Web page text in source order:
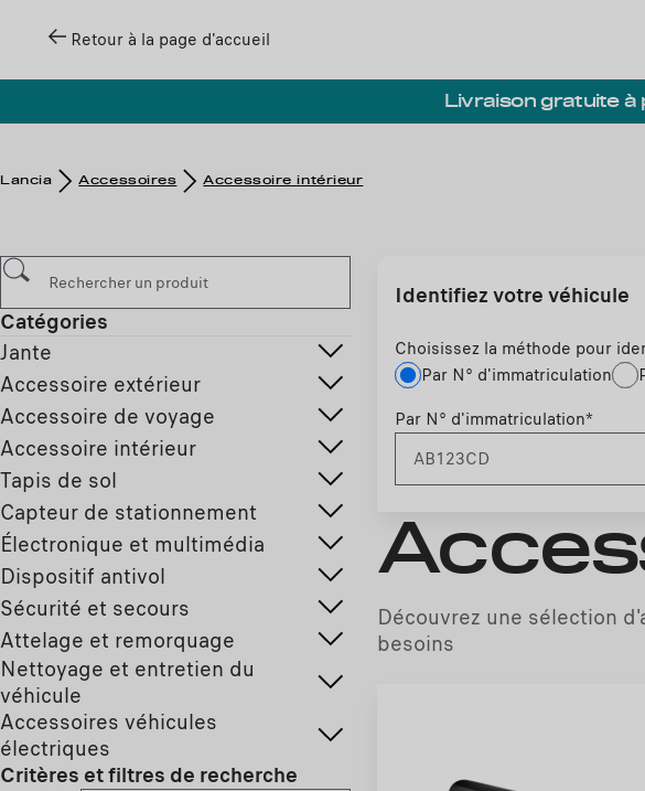
Retour à la page d'accueil
Livraison gratuite à
Lancia Accessoires Accessoire intérieur
Catégories
Jante
Accessoire extérieur
Accessoire de voyage
Accessoire intérieur
Tapis de sol
Capteur de stationnement
Électronique et multimédia
Dispositif antivol
Sécurité et secours
Attelage et remorquage
Nettoyage et entretien du
véhicule
Accessoires véhicules
électriques
Critères et filtres de recherche
Identifiez votre véhicule
Choisissez la méthode pour
Par N° d'immatriculation
Par N° d'immatriculation*
Découvrez une sélection
besoins